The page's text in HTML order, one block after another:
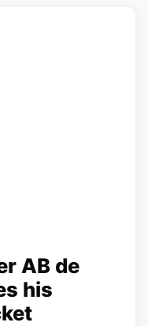
AB de
his